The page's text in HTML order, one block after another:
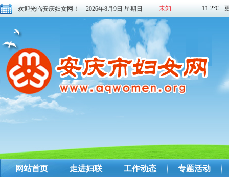
欢迎光临安庆妇女网！ 2026年8月9日 星期日
网站首页 走进妇联 工作动态 专题活动